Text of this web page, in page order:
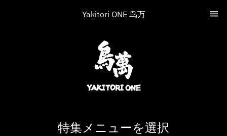
Yakitori ONE 鸟万
特集メニューを選択